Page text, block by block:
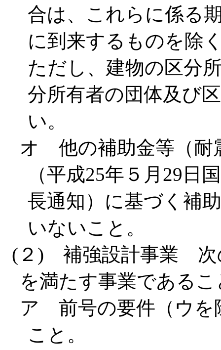
合は、これらに係る
に到来するものを除
ただし、建物の区分
分所有者の団体及び
い。
オ 他の補助金等（耐
（平成25年５月29日
長通知）に基づく補
いないこと。
(２) 補強設計事業 次
を満たす事業であるこ
ア 前号の要件（ウを
こと。